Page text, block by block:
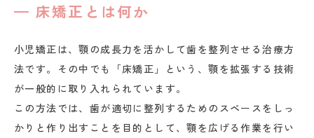
床矯正とは何か
小児矯正は、顎の成長力を活かして歯を整列させる治療方
法です。その中でも「床矯正」という、顎を拡張する技術
が一般的に取り入れられています。
この方法では、歯が適切に整列するためのスペースをしっ
かりと作り出すことを目的として、顎を広げる作業を行い